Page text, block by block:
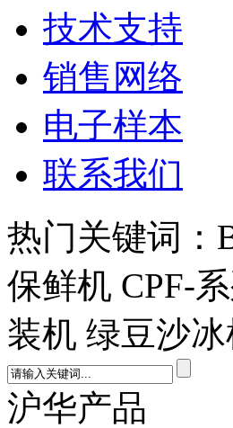
技术支持
销售网络
电子样本
联系我们
热门关键词：
保鲜机 CPF-
装机 绿豆沙冰
沪华产品